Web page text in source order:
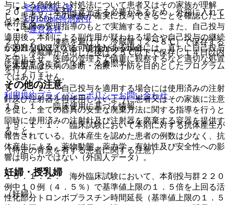
２０．１． 本剤は遮光する必要があるため、外箱に入れて
保存すること。
２０．２． 凍結を避けて、冷蔵庫（２〜８℃）で保存する
こと。冷蔵庫から出した後は２５℃以下で保存し１４日以内
に使用すること〔１４．２参照〕。
その他の注意
１５．１． 臨床使用に基づく情報
１５．１．１． 臨床試験において本剤に対する抗体産生が
報告されている。抗体産生を認めた患者の例数は少なく、抗
体産生による、薬物動態、薬力学、有効性及び安全性への影
響は明らかではない（外国人データ）。
１５．１．２． 海外臨床試験において、本剤投与群２２０
例中１０例（４．５％）で基準値上限の１．５倍を上回る活
性化部分トロンボプラスチン時間延長（基準値上限の１．５
与による危険性と対処法について患者又はその家族が理解
し、患者又はその家族が確実に投与できることを確認した上
で、医師の管理指導のもとで実施すること。また、自己投与
適用後、本剤による副作用が疑われる場合や自己投与の継続
が困難な状況となる可能性がある場合には、直ちに自己投与
を中止させ、医師の管理下で慎重に観察するなど適切な処置
を行うこと。
８．２．２． 自己投与を適用する場合には使用済みの注射
針及び注射器を再使用しないように患者又はその家族に注意
を促し、全ての器具の安全な廃棄方法に関する指導を行うと
同時に使用済みの注射針及び注射器を廃棄する容器を提供す
ること。
（特定の背景を有する患者に関する注意）
妊婦・授乳婦
（妊婦）
監修医師一覧
UpToDate特別割引
運営会社
© 2021 HOKUTO Inc. All rights reserved.
※本製品は疾病の診断・治療・予防を目的としたプログラム
ではありません。
利用規約プライバシーポリシーお問い合わせ